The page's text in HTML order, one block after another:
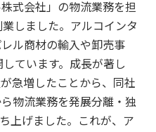
式会社」の物流業務を担
しました。アルコインタ
ル商材の輸入や卸売事
ています。成長が著し
急増したことから、同社
物流業務を発展分離・独
上げました。これが、ア